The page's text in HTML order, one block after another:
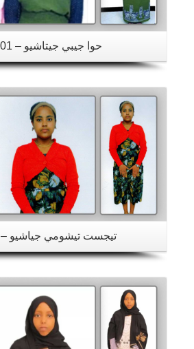
حوا جيبي جيتاشيو – E2301
تيجست تيشومي جياشيو – E2299